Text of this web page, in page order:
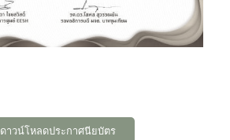
ดาวน์โหลดประกาศนียบัตร